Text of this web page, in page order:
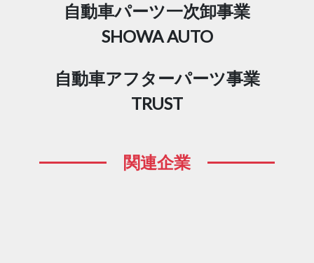
自動車パーツ一次卸事業
SHOWA AUTO
自動車アフターパーツ事業
TRUST
関連企業